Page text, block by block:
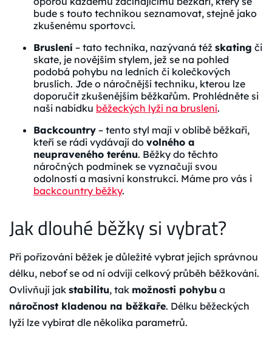
bude s touto technikou seznamovat, stejně jako
zkušenému sportovci.
Bruslení – tato technika, nazývaná též skating či
skate, je novějším stylem, jež se na pohled
podobá pohybu na ledních či kolečkových
bruslích. Jde o náročnější techniku, kterou lze
doporučit zkušenějším běžkařům. Prohlédněte si
naši nabídku běžeckých lyží na bruslení.
Backcountry – tento styl mají v oblibě běžkaři,
kteří se rádi vydávají do volného a
neupraveného terénu. Běžky do těchto
náročných podmínek se vyznačují svou
odolností a masivní konstrukcí. Máme pro vás i
backcountry běžky.
Jak dlouhé běžky si vybrat?
Při pořizování běžek je důležité vybrat jejich správnou
délku, neboť se od ní odvíjí celkový průběh běžkování.
Ovlivňují jak stabilitu, tak možnosti pohybu a
náročnost kladenou na běžkaře. Délku běžeckých
lyží lze vybírat dle několika parametrů.